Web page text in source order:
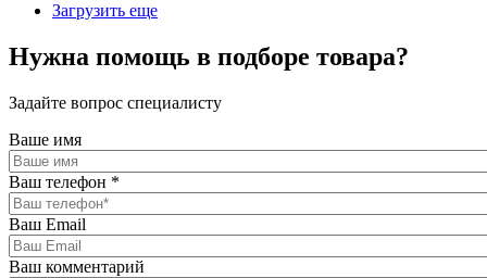
Загрузить еще
Нужна помощь в подборе товара?
Задайте вопрос специалисту
Ваше имя
Ваш телефон *
Ваш Email
Ваш комментарий